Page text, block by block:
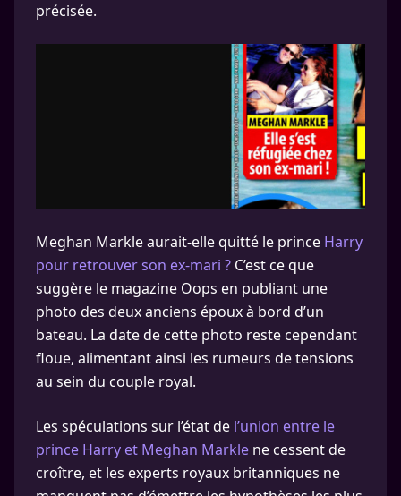
précisée.
Meghan Markle aurait-elle quitté le prince Harry
pour retrouver son ex-mari ? C’est ce que
suggère le magazine Oops en publiant une
photo des deux anciens époux à bord d’un
bateau. La date de cette photo reste cependant
floue, alimentant ainsi les rumeurs de tensions
au sein du couple royal.
Les spéculations sur l’état de l’union entre le
prince Harry et Meghan Markle ne cessent de
croître, et les experts royaux britanniques ne